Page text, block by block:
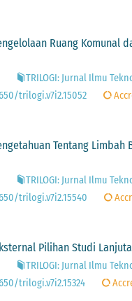
Ruang
TRILOGI: Jurnal Ilmu
trilogi.v7i2.15052
Tentang Limbah
TRILOGI: Jurnal Ilmu
trilogi.v7i2.15540
Pilihan Studi
TRILOGI: Jurnal Ilmu
trilogi.v7i2.15324